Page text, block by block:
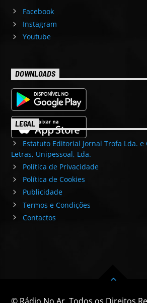
Facebook
Instagram
Youtube
DOWNLOADS
LEGAL
Estatuto Editorial Jornal Trofa Lda.
Letras, Unipessoal, Lda.
Política de Privacidade
Política de Cookies
Publicidade
Termos e Condições
Contactos